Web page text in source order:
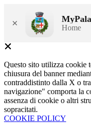
× Home
Questo sito utilizza cookie
chiusura del banner
contraddistinto dalla X o
navigazione" comporta la
assenza di cookie o altri
sopracitati.
COOKIE POLICY